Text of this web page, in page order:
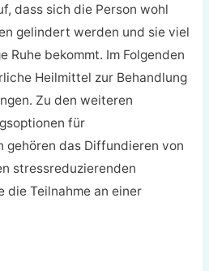
dass sich die Person wohl
gelindert werden und sie viel
Ruhe bekommt. Im Folgenden
Heilmittel zur Behandlung
Zu den weiteren
für
gehören das Diffundieren von
stressreduzierenden
die Teilnahme an einer